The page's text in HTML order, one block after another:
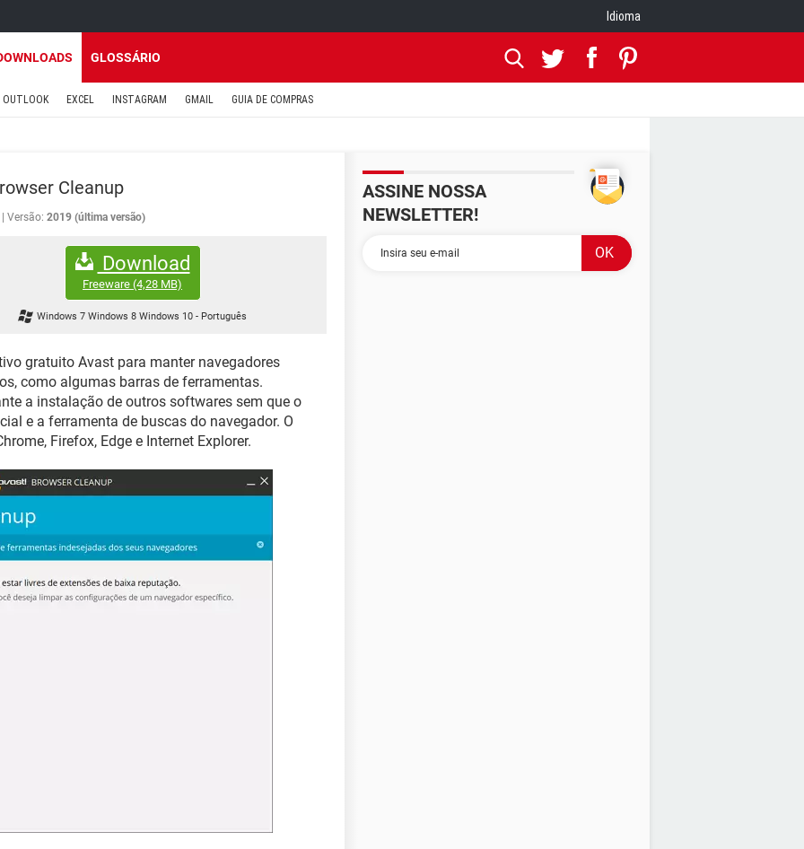
Idioma
GLOSSÁRIO
OUTLOOK EXCEL INSTAGRAM GMAIL GUIA DE COMPRAS
Cleanup
Versão: 2019 (última versão)
Download
Freeware (4,28 MB)
Windows 7 Windows 8 Windows 10 - Português
gratuito Avast para manter navegadores
como algumas barras de ferramentas.
a instalação de outros softwares sem que o
e a ferramenta de buscas do navegador. O
Firefox, Edge e Internet Explorer.
ASSINE NOSSA
NEWSLETTER!